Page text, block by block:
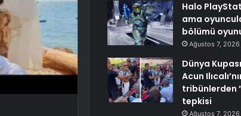
Halo
ama
bölümü
Ağustos 7, 2026
Dünya
Acun
tribünlerden
tepkisi
Ağustos 7, 2026